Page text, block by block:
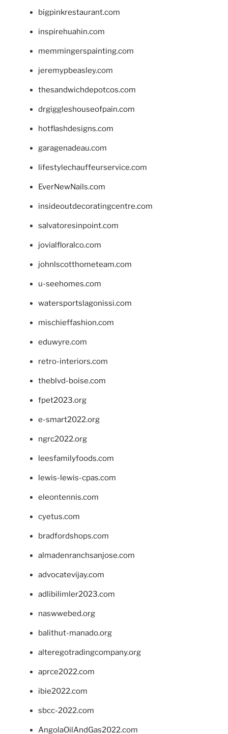
bigpinkrestaurant.com
inspirehuahin.com
memmingerspainting.com
jeremypbeasley.com
thesandwichdepotcos.com
drgiggleshouseofpain.com
hotflashdesigns.com
garagenadeau.com
lifestylechauffeurservice.com
EverNewNails.com
insideoutdecoratingcentre.com
salvatoresinpoint.com
jovialfloralco.com
johnlscotthometeam.com
u-seehomes.com
watersportslagonissi.com
mischieffashion.com
eduwyre.com
retro-interiors.com
theblvd-boise.com
fpet2023.org
e-smart2022.org
ngrc2022.org
leesfamilyfoods.com
lewis-lewis-cpas.com
eleontennis.com
cyetus.com
bradfordshops.com
almadenranchsanjose.com
advocatevijay.com
adlibilimler2023.com
naswwebed.org
balithut-manado.org
alteregotradingcompany.org
aprce2022.com
ibie2022.com
sbcc-2022.com
AngolaOilAndGas2022.com